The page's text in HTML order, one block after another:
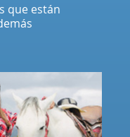
que están